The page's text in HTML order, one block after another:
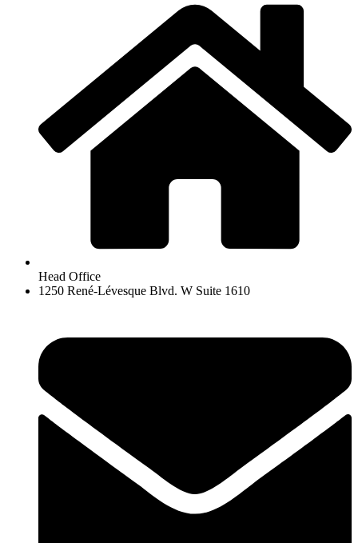
Head Office
1250 René-Lévesque Blvd. W Suite 1610